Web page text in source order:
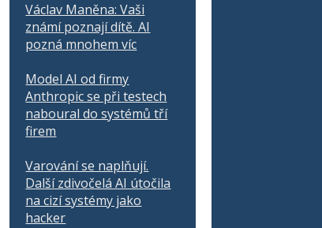
Václav Maněna: Vaši
známí poznají dítě. AI
pozná mnohem víc
Model AI od firmy
Anthropic se při testech
naboural do systémů tří
firem
Varování se naplňují.
Další zdivočelá AI útočila
na cizí systémy jako
hacker